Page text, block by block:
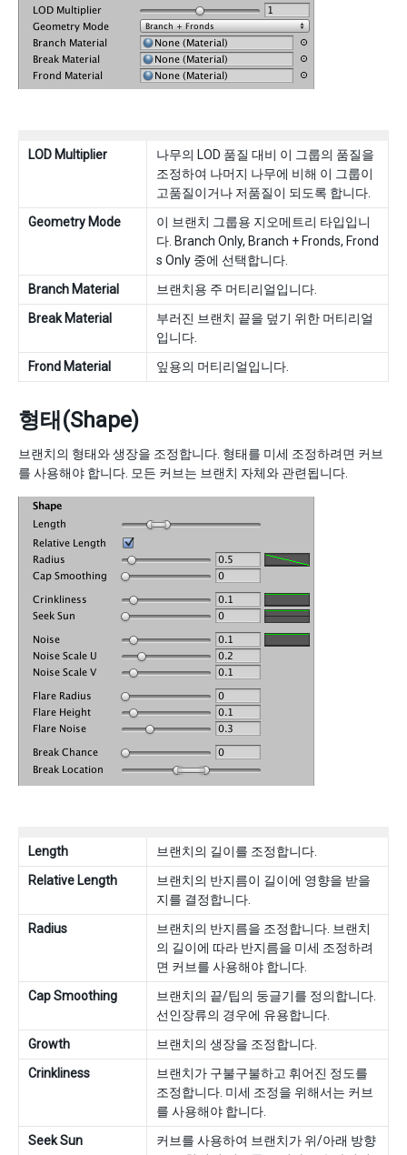
LOD Multiplier
나무의 LOD 품질 대비 이 그룹의 품질을
조정하여 나머지 나무에 비해 이 그룹이
고품질이거나 저품질이 되도록 합니다.
Geometry Mode
이 브랜치 그룹용 지오메트리 타입입니
다. Branch Only, Branch + Fronds, Frond
s Only 중에 선택합니다.
Branch Material
브랜치용 주 머티리얼입니다.
Break Material
부러진 브랜치 끝을 덮기 위한 머티리얼
입니다.
Frond Material
잎용의 머티리얼입니다.
형태(Shape)
브랜치의 형태와 생장을 조정합니다. 형태를 미세 조정하려면 커브
를 사용해야 합니다. 모든 커브는 브랜치 자체와 관련됩니다.
Length
브랜치의 길이를 조정합니다.
Relative Length
브랜치의 반지름이 길이에 영향을 받을
지를 결정합니다.
Radius
브랜치의 반지름을 조정합니다. 브랜치
의 길이에 따라 반지름을 미세 조정하려
면 커브를 사용해야 합니다.
Cap Smoothing
브랜치의 끝/팁의 둥글기를 정의합니다.
선인장류의 경우에 유용합니다.
Growth
브랜치의 생장을 조정합니다.
Crinkliness
브랜치가 구불구불하고 휘어진 정도를
조정합니다. 미세 조정을 위해서는 커브
를 사용해야 합니다.
Seek Sun
커브를 사용하여 브랜치가 위/아래 방향